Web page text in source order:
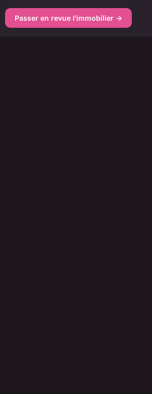
Passer en revue l'immobilier →